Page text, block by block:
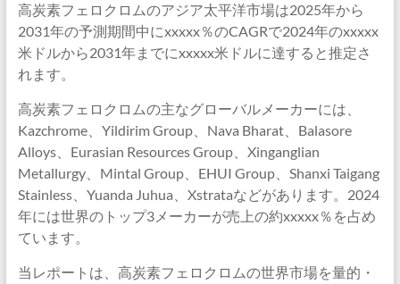
高炭素フェロクロムのアジア太平洋市場は2025年から
2031年の予測期間中にxxxxx％のCAGRで2024年のxxxxx
米ドルから2031年までにxxxxx米ドルに達すると推定さ
れます。
高炭素フェロクロムの主なグローバルメーカーには、
Kazchrome、Yildirim Group、Nava Bharat、Balasore
Alloys、Eurasian Resources Group、Xinganglian
Metallurgy、Mintal Group、EHUI Group、Shanxi Taigang
Stainless、Yuanda Juhua、Xstrataなどがあります。2024
年には世界のトップ3メーカーが売上の約xxxxx％を占め
ています。
当レポートは、高炭素フェロクロムの世界市場を量的・